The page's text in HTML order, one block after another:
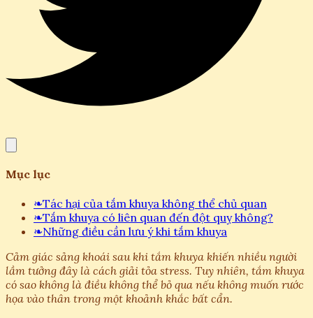
Mục lục
❧Tác hại của tắm khuya không thể chủ quan
❧Tắm khuya có liên quan đến đột quỵ không?
❧Những điều cần lưu ý khi tắm khuya
Cảm giác sảng khoái sau khi tắm khuya khiến nhiều người
lầm tưởng đây là cách giải tỏa stress. Tuy nhiên, tắm khuya
có sao không là điều không thể bỏ qua nếu không muốn rước
họa vào thân trong một khoảnh khắc bất cẩn.